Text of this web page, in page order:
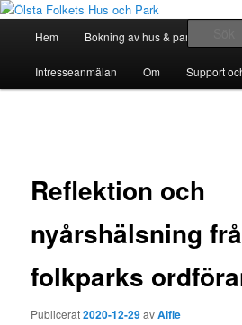
Hoppa
huvudinnehåll
Ölsta Folkets Hus
Hem Bokning av hus & park
Intresseanmälan Om Support
Reflektion och
nyårshälsning
folkparks
Publicerat2020-12-29avAlfie